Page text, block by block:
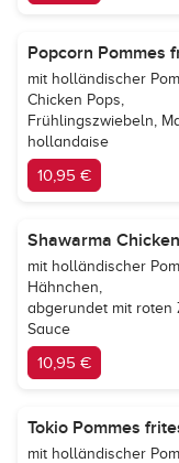
Popcorn Pommes
mit holländischer
Chicken Pops,
Frühlingszwiebeln,
hollandaise
10,95 €
Shawarma
mit holländischer
Hähnchen,
abgerundet mit roten
Sauce
10,95 €
Tokio Pommes
mit holländischer